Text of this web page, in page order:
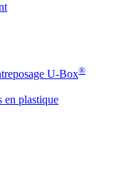
U-Box®
en plastique